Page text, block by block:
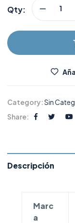
Qty:
Category:Sin
Share:
Descripción
Marc
a